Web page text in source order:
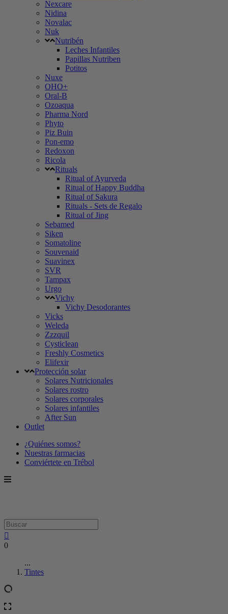
Nexcare
Nidina
Novalac
Nuk
Nutribén
Leches Infantiles
Papillas Nutriben
Potitos
Nuxe
OHO+
Oral-B
Ozoaqua
Pharma Nord
Phyto
Piz Buin
Pon-emo
Redoxon
Ricola
Rituals
Ritual of Ayurveda
Ritual of Happy Buddha
Ritual of Sakura
Rituals - Sets de Regalo
Ritual of Jing
Sebamed
Siken
Somatoline
Souvenaid
Suavinex
SVR
Tampax
Urgo
Vichy
Vichy Desodorantes
Vicks
Weleda
Zzzquil
Cysticlean
Freshly Cosmetics
Elifexir
Protección solar
Solares Nutricionales
Solares rostro
Solares corporales
Solares infantiles
After Sun
Outlet
¿Quiénes somos?
Nuestras farmacias
Conviértete en Trébol
0
...
Tintes